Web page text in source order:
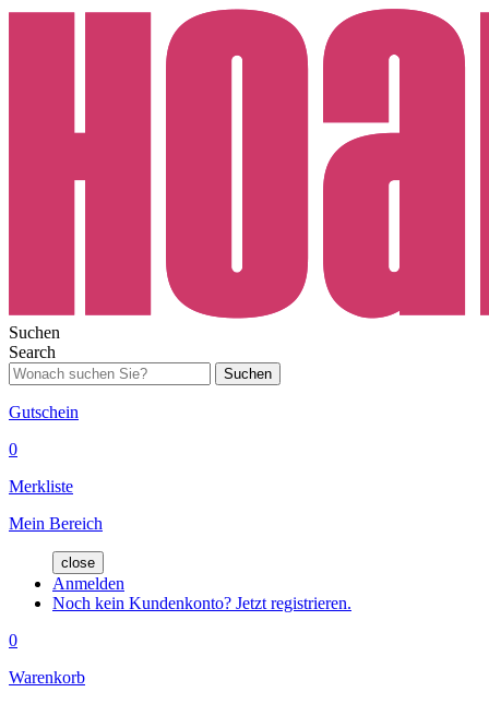
Suchen
Search
Suchen
Gutschein
0
Merkliste
Mein Bereich
close
Anmelden
Noch kein Kundenkonto? Jetzt registrieren.
0
Warenkorb